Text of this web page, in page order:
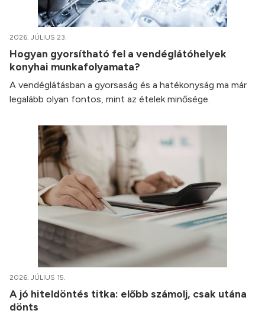
2026. JÚLIUS 23.
Hogyan gyorsítható fel a vendéglátóhelyek
konyhai munkafolyamata?
A vendéglátásban a gyorsaság és a hatékonyság ma már
legalább olyan fontos, mint az ételek minősége.
2026. JÚLIUS 15.
A jó hiteldöntés titka: előbb számolj, csak utána
dönts